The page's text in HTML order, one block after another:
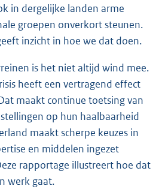
in dergelijke landen arme
groepen onverkort steunen.
inzicht in hoe we dat doen.
is het niet altijd wind mee.
heeft een vertragend effect
maakt continue toetsing van
op hun haalbaarheid
maakt scherpe keuzes in
en middelen ingezet
rapportage illustreert hoe dat
werk gaat.